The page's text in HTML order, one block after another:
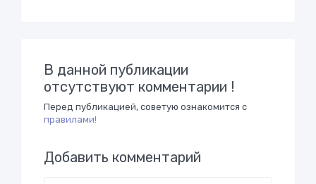
В данной публикации
отсутствуют комментарии !
Перед публикацией, советую ознакомится с
правилами!
Добавить комментарий